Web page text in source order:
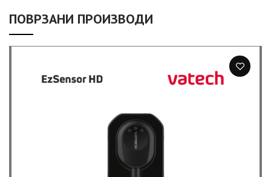
ПОВРЗАНИ ПРОИЗВОДИ